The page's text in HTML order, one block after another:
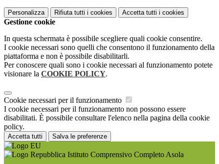
Personalizza Rifiuta tutti i cookies Accetta tutti i cookies
Gestione cookie
In questa schermata è possibile scegliere quali cookie consentire.
I cookie necessari sono quelli che consentono il funzionamento della
piattaforma e non è possibile disabilitarli.
Per conoscere quali sono i cookie necessari al funzionamento potete
visionare la COOKIE POLICY.
Cookie necessari per il funzionamento
I cookie necessari per il funzionamento non possono essere
disabilitati. È possibile consultare l'elenco nella pagina della cookie
policy.
Accetta tutti Salva le preferenze
Istituto Comprensivo Completo Asola